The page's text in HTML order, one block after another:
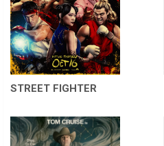
STREET FIGHTER